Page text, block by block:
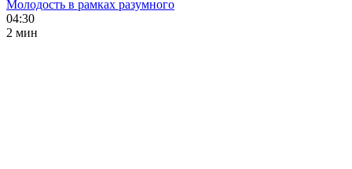
Молодость в рамках разумного
04:30
2 мин